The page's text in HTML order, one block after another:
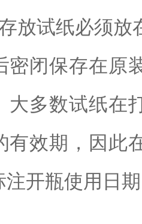
放试纸必须放
密闭保存在原
大多数试纸在
有效期，因此
注开瓶使用日